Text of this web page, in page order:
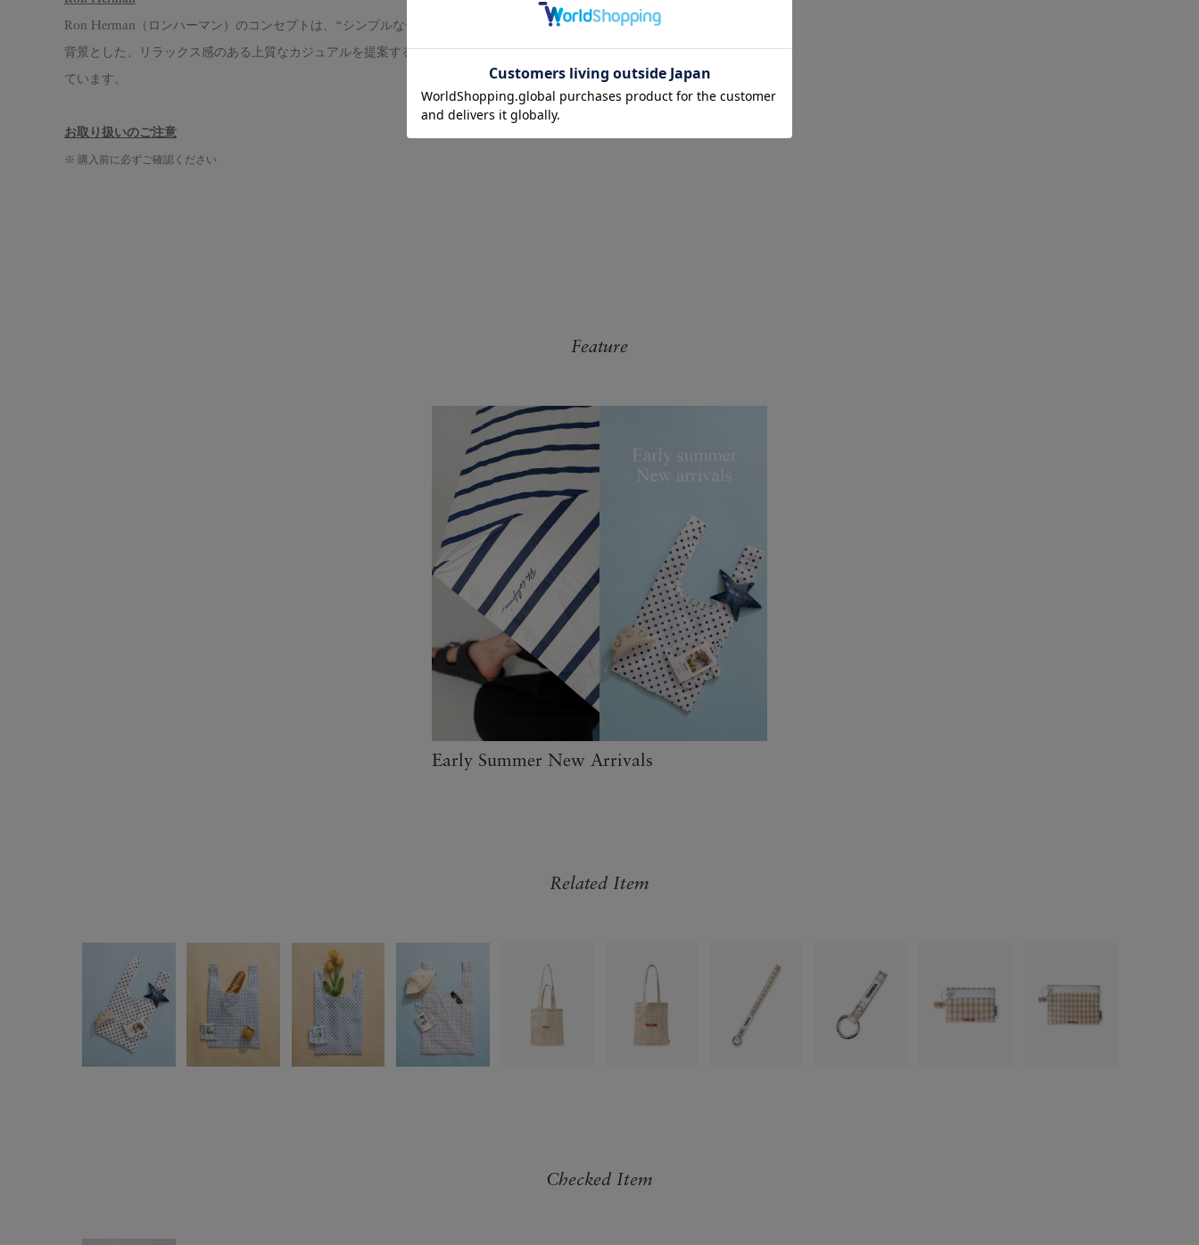
Ron Herman（ロンハーマン）のコンセプトは、“シンプルなデザイン、特別な素材、ユニークなディテール” 。California Styleを
背景とした、リラックス感のある上質なカジュアルを提案する、タイムレスなデイリーウェアやライフスタイルアイテムを展開し
ています。
お取り扱いのご注意
※ 購入前に必ずご確認ください
Feature
Early Summer New Arrivals
Related Item
Checked Item